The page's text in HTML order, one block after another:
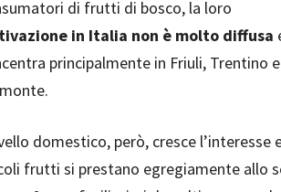
di frutti di bosco, la loro
in Italia non è molto diffusa
principalmente in Friuli, Trentino e
domestico, però, cresce l’interesse
frutti si prestano egregiamente allo